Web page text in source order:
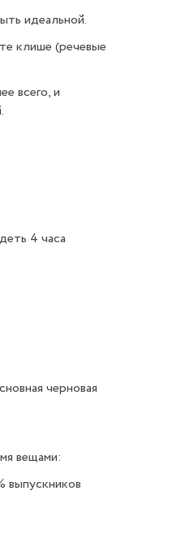
идеальной.
клише (речевые
всего, и
4 часа
черновая
вещами:
выпускников